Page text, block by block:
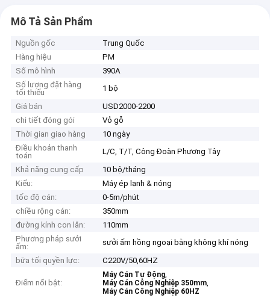
Mô Tả Sản Phẩm
Nguồn gốc
Trung Quốc
Hàng hiệu
PM
Số mô hình
390A
Số lượng đặt hàng
tối thiểu
1 bộ
Giá bán
USD2000-2200
chi tiết đóng gói
Vỏ gỗ
Thời gian giao hàng
10 ngày
Điều khoản thanh
toán
L/C, T/T, Công Đoàn Phương Tây
Khả năng cung cấp
10 bộ/tháng
Kiểu:
Máy ép lạnh & nóng
tốc độ cán:
0-5m/phút
chiều rộng cán:
350mm
đường kính con lăn:
110mm
Phương pháp sưởi
ấm:
sưởi ấm hồng ngoại bằng không khí nóng
bữa tối quyền lực:
C220V/50,60HZ
Điểm nổi bật:
Máy Cán Tự Động,
Máy Cán Công Nghiệp 350mm,
Máy Cán Công Nghiệp 60HZ